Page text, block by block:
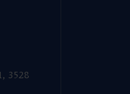
3528